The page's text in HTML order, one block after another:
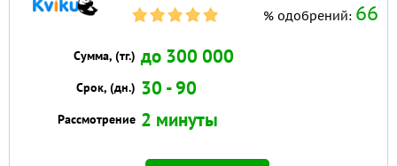
% одобрений: 66
Сумма, (тг.) до 300 000
Срок, (дн.) 30 - 90
Рассмотрение 2 минуты